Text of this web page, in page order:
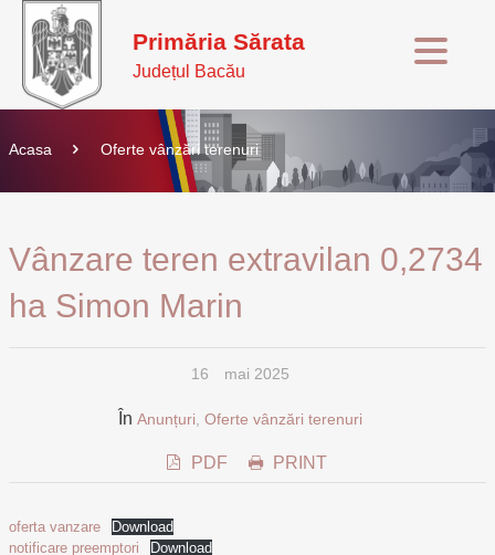
Primăria Sărata
Județul Bacău
Acasa Oferte vânzări terenuri
Vânzare teren extravilan 0,2734
ha Simon Marin
16 mai 2025
În Anunțuri Oferte vânzări terenuri
PDF PRINT
oferta vanzare
Download
notificare preemptori
Download